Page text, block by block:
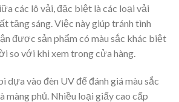
các lô vải, đặc biệt là các loại vải
tăng sáng. Việc này giúp tránh tình
được sản phẩm có màu sắc khác biệt
so với khi xem trong cửa hàng.
dựa vào đèn UV để đánh giá màu sắc
màng phủ. Nhiều loại giấy cao cấp